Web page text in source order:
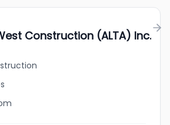
Construction (ALTA) Inc.